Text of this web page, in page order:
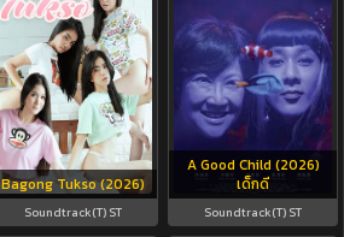
Bagong Tukso (2026)
Soundtrack(T) ST
A Good Child (2026)
เด็กดี
Soundtrack(T) ST